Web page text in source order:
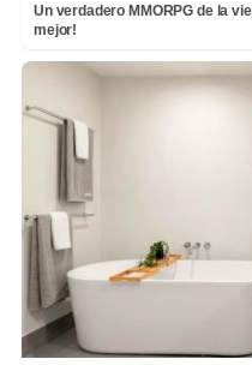
Un verdadero MMORPG de la
mejor!